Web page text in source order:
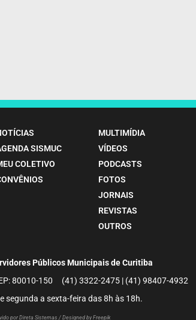
SISMUC
COLETIVO
MULTIMÍDIA
VÍDEOS
PODCASTS
FOTOS
JORNAIS
REVISTAS
OUTROS
Públicos Municipais de Curitiba
80010-150 (41) 3322-2475 | (41) 98407-
segunda a sexta-feira das 8h às 18h.
por Direta Sistemas / Designed by Freepik